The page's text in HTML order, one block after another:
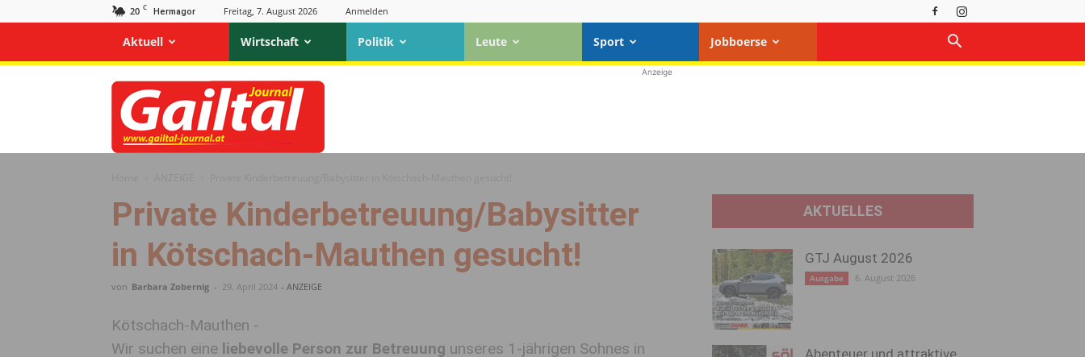
20 C Hermagor Freitag, 7. August 2026 Anmelden
Aktuell Wirtschaft Politik Leute Sport Jobboerse
Gailtal
Journal
Anzeige
Private Kinderbetreuung/Babysitter
in Kötschach-Mauthen gesucht!
von Barbara Zobernig - 29. April 2024 - ANZEIGE
Kötschach-Mauthen -
Wir suchen eine liebevolle Person zur Betreuung unseres 1-jährigen Sohnes in
AKTUELLES
GTJ August 2026
Ausgabe 6. August 2026
Abenteuer und attraktive